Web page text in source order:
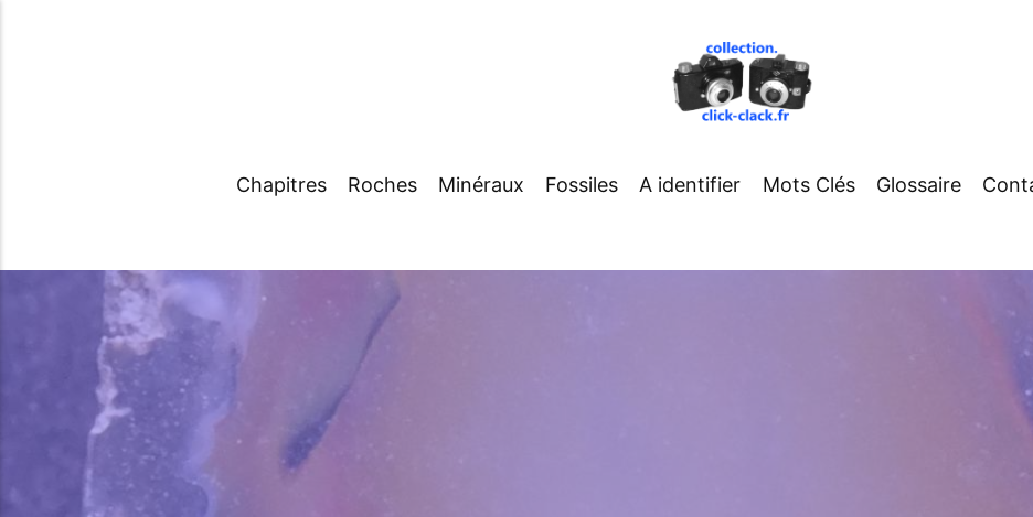
Chapitres Roches Minéraux Fossiles A identifier Mots Clés Glossaire